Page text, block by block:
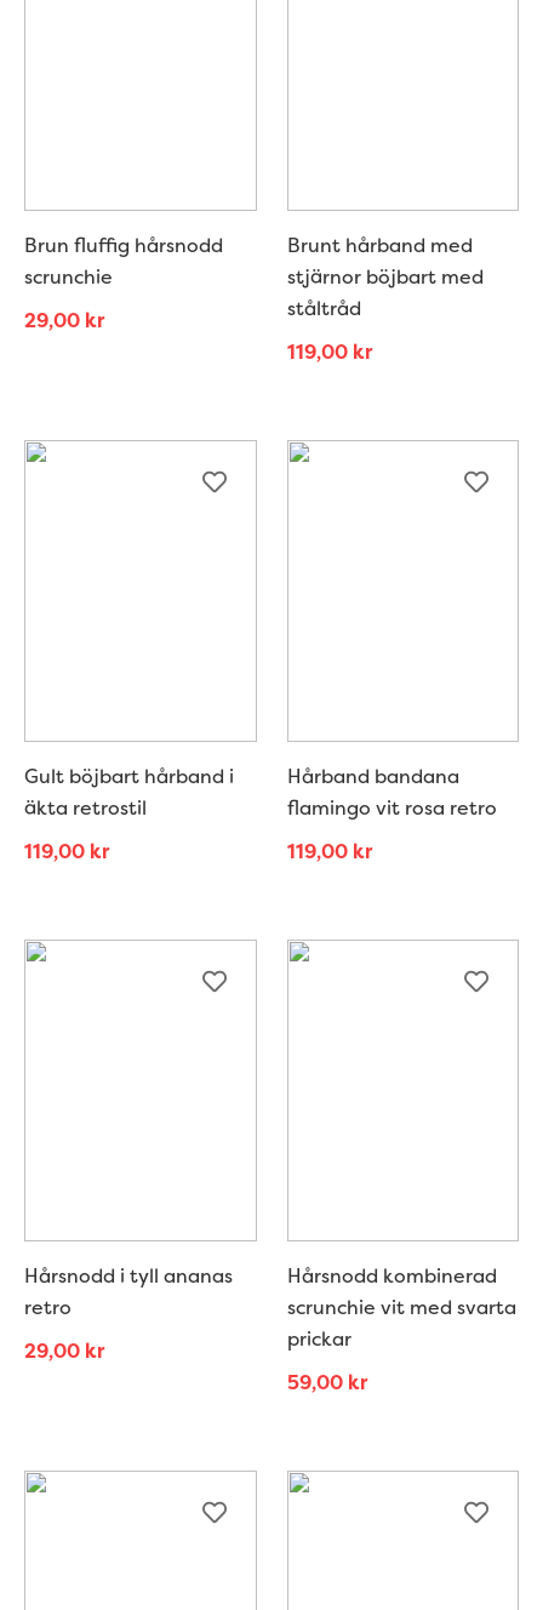
Brun fluffig hårsnodd
scrunchie
29,00 kr
Brunt hårband med
stjärnor böjbart med
ståltråd
119,00 kr
Gult böjbart hårband i
äkta retrostil
119,00 kr
Hårband bandana
flamingo vit rosa retro
119,00 kr
Hårsnodd i tyll ananas
retro
29,00 kr
Hårsnodd kombinerad
scrunchie vit med svarta
prickar
59,00 kr